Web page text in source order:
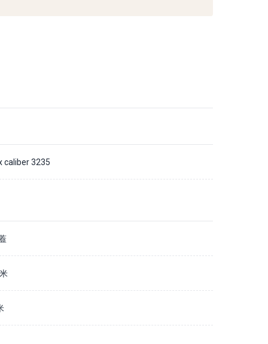
caliber 3235